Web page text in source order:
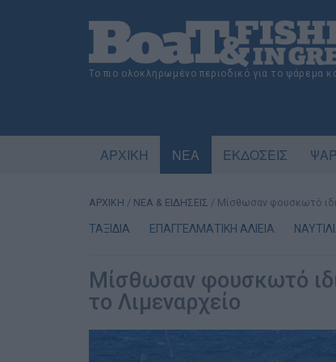
Το πιο ολοκληρωμένο περιοδικό για το ψάρεμα
ΑΡΧΙΚΗ ΝΕΑ ΕΚΔΟΣΕΙΣ
ΑΡΧΙΚΗ / ΝΕΑ & ΕΙΔΗΣΕΙΣ / Μίσθωσαν φουσκωτό
ΤΑΞΙΔΙΑ ΕΠΑΓΓΕΛΜΑΤΙΚΗ ΑΛΙΕΙΑ
Μίσθωσαν φουσκωτό
το Λιμεναρχείο